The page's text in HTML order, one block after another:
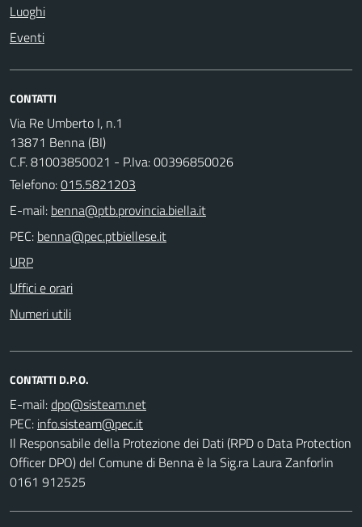
Luoghi
Eventi
CONTATTI
Via Re Umberto I, n.1
13871 Benna (BI)
C.F. 81003850021 - P.Iva: 00396850026
Telefono:015.5821203
E-mail:
PEC:
URP
Uffici e orari
Numeri utili
CONTATTI D.P.O.
E-mail:
PEC:
Il Responsabile della Protezione dei Dati (RPD o Data Protection
Officer DPO) del Comune di Benna è la Sig.ra Laura Zanforlin
0161 912525